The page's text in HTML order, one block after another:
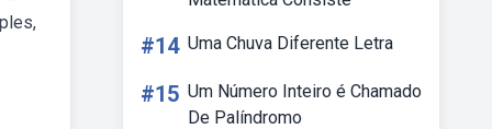
#14 Uma Chuva Diferente Letra
#15 Um Número Inteiro é Chamado
De Palíndromo